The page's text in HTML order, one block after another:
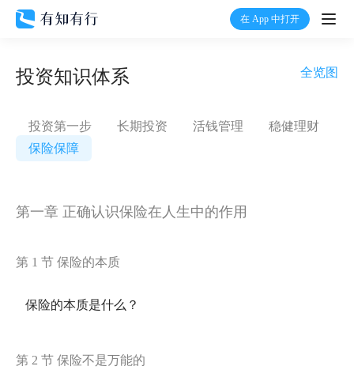
在 App 中打开
打
有知
温度计
投资知识体系 全览图
投资第一步 长期投资 活钱管理
稳健理财
保险保障
第一章 正确认识保险在人生中的作用
第 1 节 保险的本质
保险的本质是什么？
第 2 节 保险不是万能的